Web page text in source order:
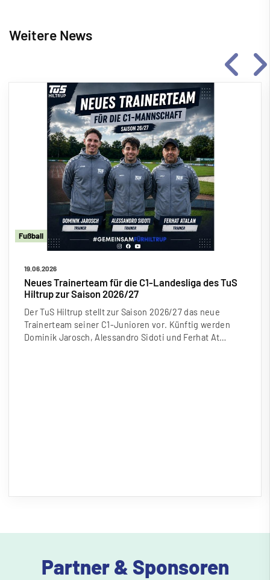
Weitere News
Fußball
19.06.2026
Neues Trainerteam für die C1-Landesliga des TuS
Hiltrup zur Saison 2026/27
Der TuS Hiltrup stellt zur Saison 2026/27 das neue
Trainerteam seiner C1-Junioren vor. Künftig werden
Dominik Jarosch, Alessandro Sidoti und Ferhat At…
Partner & Sponsoren